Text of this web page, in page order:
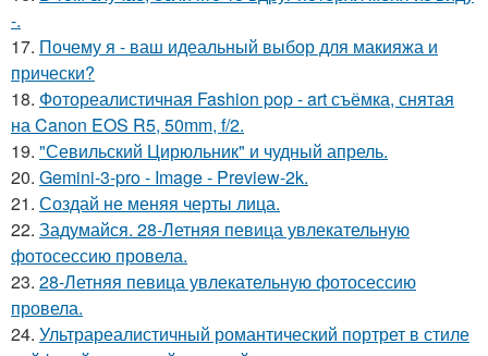
-.
17. Почему я - ваш идеальный выбор для макияжа и
прически?
18. Фотореалистичная Fashion pop - art съёмка, снятая
на Canon EOS R5, 50mm, f/2.
19. "Севильский Цирюльник" и чудный апрель.
20. Gemini-3-pro - Image - Preview-2k.
21. Создай не меняя черты лица.
22. Задумайся. 28-Летняя певица увлекательную
фотосессию провела.
23. 28-Летняя певица увлекательную фотосессию
провела.
24. Ультрареалистичный романтический портрет в стиле